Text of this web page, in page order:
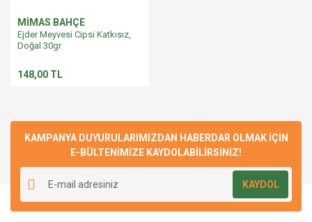
MİMAS BAHÇE
Ejder Meyvesi Cipsi Katkısız,
Doğal 30gr
148,00 TL
KAMPANYA DUYURULARIMIZDAN HABERDAR OLMAK İÇİN
E-BÜLTENİMİZE KAYDOLABİLİRSİNİZ!
KAYDOL